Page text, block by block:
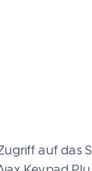
auf das